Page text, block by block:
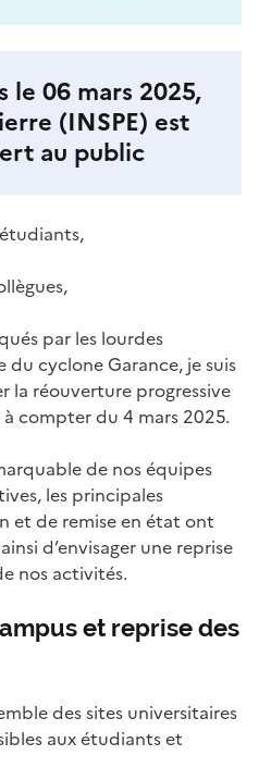
le 06 mars 2025,
(INSPE) est
au public
par les lourdes
du cyclone Garance, je suis
la réouverture progressive
compter du 4 mars 2025.
de nos équipes
les principales
et de remise en état ont
d’envisager une reprise
nos activités.
et reprise des
des sites universitaires
aux étudiants et